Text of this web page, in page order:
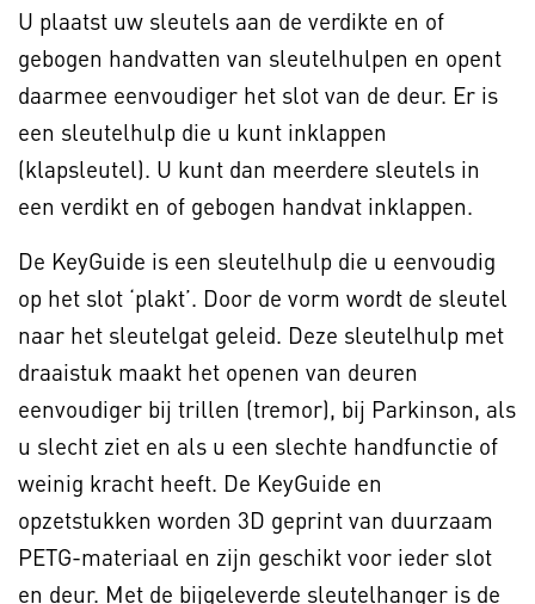
U plaatst uw sleutels aan de verdikte en of
gebogen handvatten van sleutelhulpen en opent
daarmee eenvoudiger het slot van de deur. Er is
een sleutelhulp die u kunt inklappen
(klapsleutel). U kunt dan meerdere sleutels in
een verdikt en of gebogen handvat inklappen.
De KeyGuide is een sleutelhulp die u eenvoudig
op het slot ‘plakt’. Door de vorm wordt de sleutel
naar het sleutelgat geleid. Deze sleutelhulp met
draaistuk maakt het openen van deuren
eenvoudiger bij trillen (tremor), bij Parkinson, als
u slecht ziet en als u een slechte handfunctie of
weinig kracht heeft. De KeyGuide en
opzetstukken worden 3D geprint van duurzaam
PETG-materiaal en zijn geschikt voor ieder slot
en deur. Met de bijgeleverde sleutelhanger is de